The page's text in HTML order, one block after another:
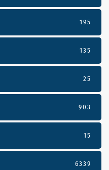
195
135
25
903
15
6339